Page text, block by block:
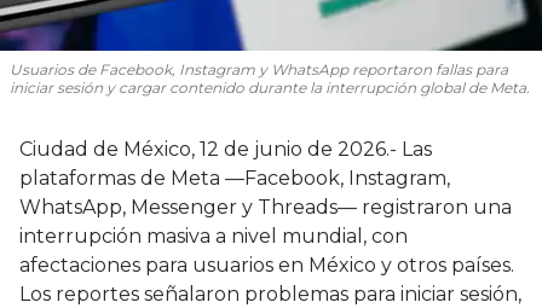
Usuarios de Facebook, Instagram y WhatsApp reportaron fallas para
iniciar sesión y cargar contenido durante la interrupción global de Meta.
Ciudad de México, 12 de junio de 2026.- Las
plataformas de Meta —Facebook, Instagram,
WhatsApp, Messenger y Threads— registraron una
interrupción masiva a nivel mundial, con
afectaciones para usuarios en México y otros países.
Los reportes señalaron problemas para iniciar sesión,